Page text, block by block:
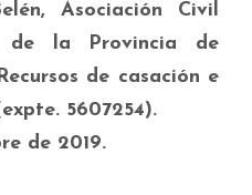
Asociación Civil
de la Provincia de
de casación e
5607254).
de 2019.